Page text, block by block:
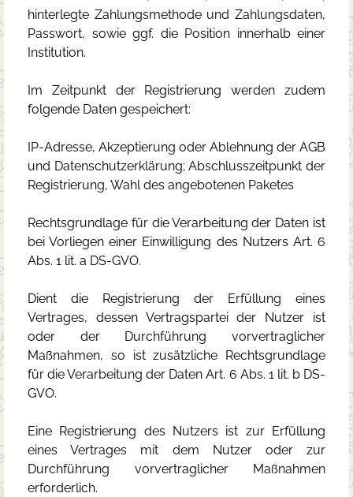
hinterlegte Zahlungsmethode und Zahlungsdaten,
Passwort, sowie ggf. die Position innerhalb einer
Institution.
Im Zeitpunkt der Registrierung werden zudem
folgende Daten gespeichert:
IP-Adresse, Akzeptierung oder Ablehnung der AGB
und Datenschutzerklärung; Abschlusszeitpunkt der
Registrierung, Wahl des angebotenen Paketes
Rechtsgrundlage für die Verarbeitung der Daten ist
bei Vorliegen einer Einwilligung des Nutzers Art. 6
Abs. 1 lit. a DS-GVO.
Dient die Registrierung der Erfüllung eines
Vertrages, dessen Vertragspartei der Nutzer ist
oder der Durchführung vorvertraglicher
Maßnahmen, so ist zusätzliche Rechtsgrundlage
für die Verarbeitung der Daten Art. 6 Abs. 1 lit. b DS-
GVO.
Eine Registrierung des Nutzers ist zur Erfüllung
eines Vertrages mit dem Nutzer oder zur
Durchführung vorvertraglicher Maßnahmen
erforderlich.